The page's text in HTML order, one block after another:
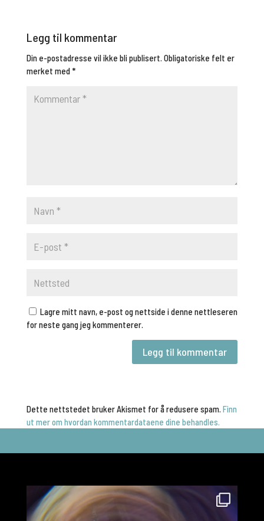
Legg til kommentar
Din e-postadresse vil ikke bli publisert. Obligatoriske felt er
merket med*
Lagre mitt navn, e-post og nettside i denne nettleseren
for neste gang jeg kommenterer.
Dette nettstedet bruker Akismet for å redusere spam. Finn
ut mer om hvordan kommentardataene dine behandles.